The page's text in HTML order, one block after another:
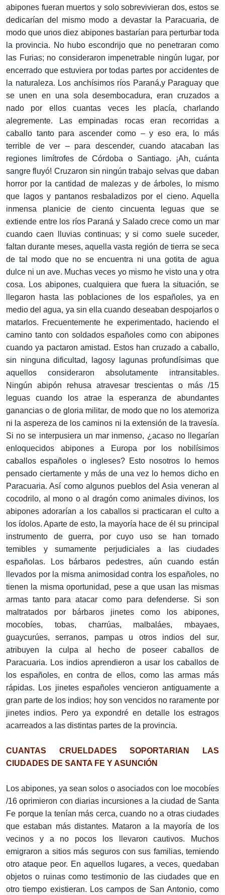
abipones fueran muertos y solo sobrevivieran dos, estos se
dedicarían del mismo modo a devastar la Paracuaria, de
modo que unos diez abipones bastarían para perturbar toda
la provincia. No hubo escondrijo que no penetraran como
las Furias; no consideraron impenetrable ningún lugar, por
encerrado que estuviera por todas partes por accidentes de
la naturaleza. Los anchísimos ríos Paraná,y Paraguay que
se unen en una sola desembocadura, eran cruzados a
nado por ellos cuantas veces les placía, charlando
alegremente. Las empinadas rocas eran recorridas a
caballo tanto para ascender como – y eso era, lo más
terrible de ver – para descender, cuando atacaban las
regiones limítrofes de Córdoba o Santiago. ¡Ah, cuánta
sangre fluyó! Cruzaron sin ningún trabajo selvas que daban
horror por la cantidad de malezas y de árboles, lo mismo
que lagos y pantanos resbaladizos por el cieno. Aquella
inmensa planicie de ciento cincuenta leguas que se
extiende entre los ríos Paraná y Salado crece como un mar
cuando caen lluvias continuas; y si como suele suceder,
faltan durante meses, aquella vasta región de tierra se seca
de tal modo que no se encuentra ni una gotita de agua
dulce ni un ave. Muchas veces yo mismo he visto una y otra
cosa. Los abipones, cualquiera que fuera la situación, se
llegaron hasta las poblaciones de los españoles, ya en
medio del agua, ya sin ella cuando deseaban despojarlos o
matarlos. Frecuentemente he experimentado, haciendo el
camino tanto con soldados españoles como con abipones
cuando ya pactaron amistad. Estos han cruzado a caballo,
sin ninguna dificultad, lagosy lagunas profundísimas que
aquellos consideraron absolutamente intransitables.
Ningún abipón rehusa atravesar trescientas o más /15
leguas cuando los atrae la esperanza de abundantes
ganancias o de gloria militar, de modo que no los atemoriza
ni la aspereza de los caminos ni la extensión de la travesía.
Si no se interpusiera un mar inmenso, ¿acaso no llegarían
enloquecidos abipones a Europa por los nobilísimos
caballos españoles o ingleses? Esto nosotros lo hemos
pensado ciertamente y más de una vez lo hemos dicho en
Paracuaria. Así como algunos pueblos del Asia veneran al
cocodrilo, al mono o al dragón como animales divinos, los
abipones adorarían a los caballos si practicaran el culto a
los ídolos. Aparte de esto, la mayoría hace de él su principal
instrumento de guerra, por cuyo uso se han tornado
temibles y sumamente perjudiciales a las ciudades
españolas. Los bárbaros pedestres, aún cuando están
llevados por la misma animosidad contra los españoles, no
tienen la misma oportunidad, pese a que usan las mismas
armas tanto para atacar como para defenderse. Si son
maltratados por bárbaros jinetes como los abipones,
mocobíes, tobas, charrúas, malbaláes, mbayaes,
guaycurúes, serranos, pampas u otros indios del sur,
atribuyen la culpa al hecho de poseer caballos de
Paracuaria. Los indios aprendieron a usar los caballos de
los españoles, en contra de ellos, como las armas más
rápidas. Los jinetes españoles vencieron antiguamente a
gran parte de los indios; hoy son vencidos no raramente por
jinetes indios. Pero ya expondré en detalle los estragos
acarreados a las distintas partes de la provincia.
CUANTAS CRUELDADES SOPORTARIAN LAS
CIUDADES DE SANTA FE Y ASUNCIÓN
Los abipones, ya sean solos o asociados con loe mocobíes
/16 oprimieron con diarias incursiones a la ciudad de Santa
Fe porque la tenían más cerca, cuando no a otras ciudades
que estaban más distantes. Mataron a la mayoría de los
vecinos y a no pocos los llevaron cautivos. Muchos
emigraron a sitios más seguros con sus familias, temiendo
otro ataque peor. En aquellos lugares, a veces, quedaban
objetos o ruinas como testimonio de las ciudades que en
otro tiempo existieran. Los campos de San Antonio, como